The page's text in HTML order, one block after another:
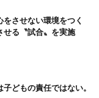
をさせない環境をつく
せる〝試合〟を実施
どもの責任ではない。